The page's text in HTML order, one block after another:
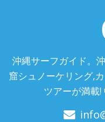
沖縄サーフガイド。
窟シュノーケリング,
ツアーが満載